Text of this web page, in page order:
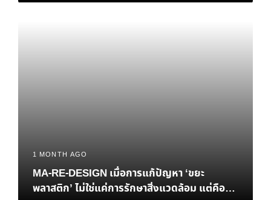
1 MONTH AGO
MA-RE-DESIGN เมื่อการแก้ปัญหา ‘ขยะ
พลาสติก’ ไม่ใช่แค่การรักษาสิ่งแวดล้อม แต่คือ